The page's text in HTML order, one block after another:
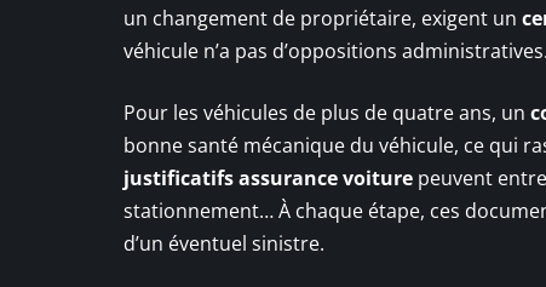
un changement de propriétaire, exigent un
véhicule n’a pas d’oppositions administratives.
Pour les véhicules de plus de quatre ans, un
bonne santé mécanique du véhicule, ce qui
justificatifs assurance voiture peuvent
stationnement… À chaque étape, ces
d’un éventuel sinistre.